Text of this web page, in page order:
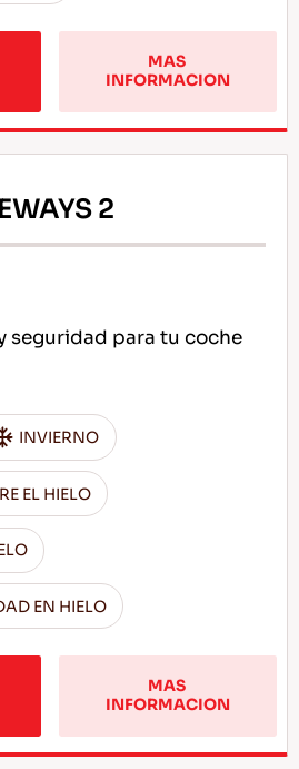
MAS
INFORMACION
2
seguridad para tu coche
INVIERNO
EL HIELO
EN HIELO
MAS
INFORMACION